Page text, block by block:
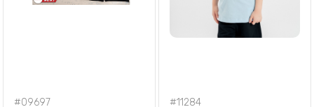
#09697 #11284